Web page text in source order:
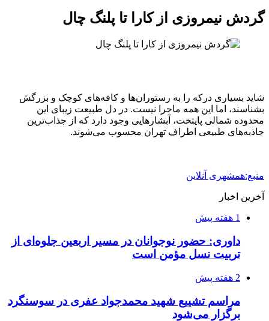
گردش نیمروزی از کارا تا پلنگ چال
شاید بسیاری درکه را به رستوران‌ها و کافه‌های کوچک و بزرگش
بشناسند، اما این همه ماجرا نیست. در دل طبیعت زیبای این
محدوده شمالی پایتخت، آبشارهایی وجود دارد که از جذاب‌ترین
جاذبه‌های طبیعی اطراف تهران محسوب می‌شوند.
منبع:همشهری آنلاین
آخرین اخبار
1 هفته پیش
داوری: حضور نوجوانان در مسیر اربعین جلوه‌ای از
تربیت نسل مؤمن است
2 هفته پیش
مراسم تشییع شهید محمدجواد عفری در سوسنگرد
برگزار می‌شود